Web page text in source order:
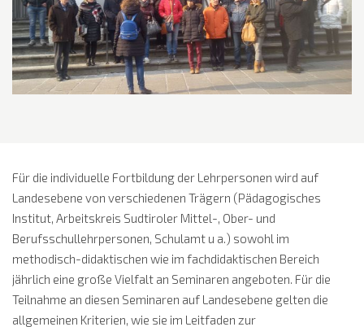
Für die individuelle Fortbildung der Lehrpersonen wird auf
Landesebene von verschiedenen Trägern (Pädagogisches
Institut, Arbeitskreis Sudtiroler Mittel-, Ober- und
Berufsschullehrpersonen, Schulamt u a.) sowohl im
methodisch-didaktischen wie im fachdidaktischen Bereich
jährlich eine große Vielfalt an Seminaren angeboten. Für die
Teilnahme an diesen Seminaren auf Landesebene gelten die
allgemeinen Kriterien, wie sie im Leitfaden zur